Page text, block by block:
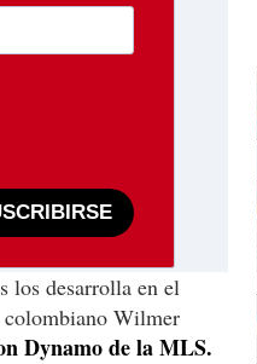
los desarrolla en el
colombiano Wilmer
Dynamo de la MLS.